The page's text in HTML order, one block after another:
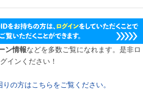
ン情報などを多数ご覧になれます。是非ロ
グインください！
の方はこちらをご覧ください。